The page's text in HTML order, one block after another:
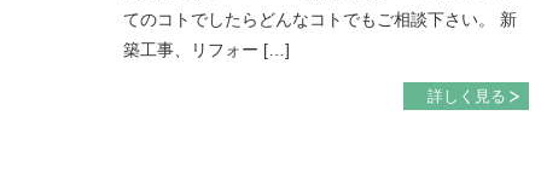
てのコトでしたらどんなコトでもご相談下さい。 新
築工事、リフォー […]
詳しく見る